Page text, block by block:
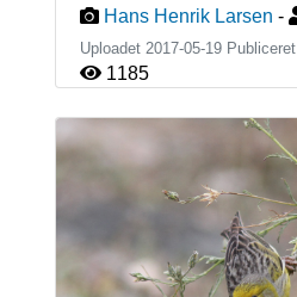
Hans Henrik Larsen -
Uploadet 2017-05-19 Publiceret
1185